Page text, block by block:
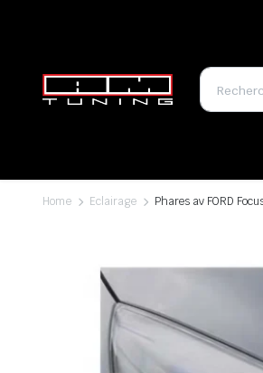
Home Eclairage Phares av FORD